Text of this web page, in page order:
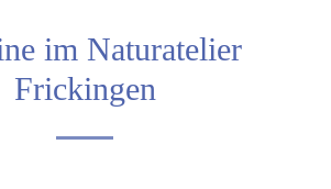
im Naturatelier
Frickingen